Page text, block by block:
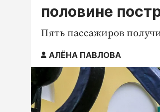
половине
Пять пассажиров
АЛЁНА ПАВЛОВА